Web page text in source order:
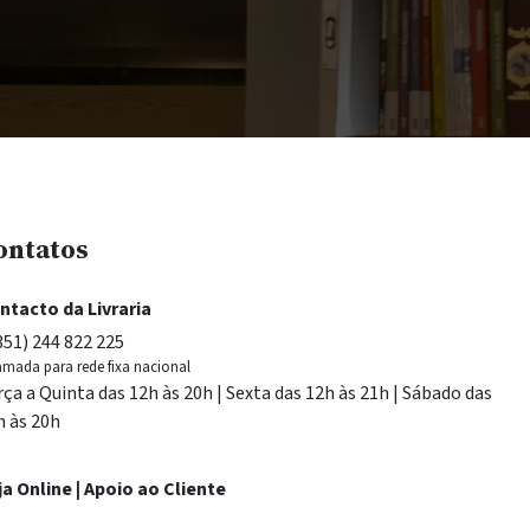
da Livraria
244 822 225
para rede fixa nacional
a Quinta das 12h às 20h | Sexta das 12h às 21h | Sábado das
às 20h
Online | Apoio ao Cliente